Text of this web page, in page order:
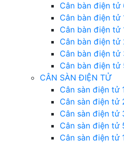
Cân bàn điện tử
Cân bàn điện tử
Cân bàn điện tử
Cân bàn điện tử
Cân bàn điện tử
Cân bàn điện tử
CÂN SÀN ĐIỆN TỬ
Cân sàn điện tử
Cân sàn điện tử
Cân sàn điện tử
Cân sàn điện tử
Cân sàn điện tử